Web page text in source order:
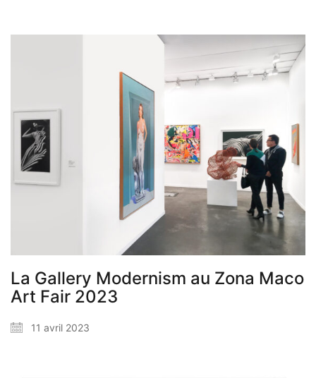
La Gallery Modernism au Zona Maco
Art Fair 2023
11 avril 2023